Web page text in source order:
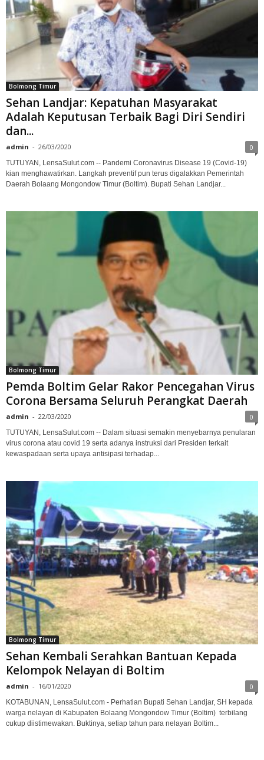
Bolmong Timur
Sehan Landjar: Kepatuhan Masyarakat
Adalah Keputusan Terbaik Bagi Diri Sendiri
dan...
admin - 26/03/2020 0
TUTUYAN, LensaSulut.com -- Pandemi Coronavirus Disease 19 (Covid-19)
kian menghawatirkan. Langkah preventif pun terus digalakkan Pemerintah
Daerah Bolaang Mongondow Timur (Boltim). Bupati Sehan Landjar...
Bolmong Timur
Pemda Boltim Gelar Rakor Pencegahan Virus
Corona Bersama Seluruh Perangkat Daerah
admin - 22/03/2020 0
TUTUYAN, LensaSulut.com -- Dalam situasi semakin menyebarnya penularan
virus corona atau covid 19 serta adanya instruksi dari Presiden terkait
kewaspadaan serta upaya antisipasi terhadap...
Bolmong Timur
Sehan Kembali Serahkan Bantuan Kepada
Kelompok Nelayan di Boltim
admin - 16/01/2020 0
KOTABUNAN, LensaSulut.com - Perhatian Bupati Sehan Landjar, SH kepada
warga nelayan di Kabupaten Bolaang Mongondow Timur (Boltim) terbilang
cukup diistimewakan. Buktinya, setiap tahun para nelayan Boltim...